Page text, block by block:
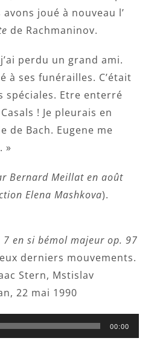
joué à nouveau l’
de Rachmaninov.
perdu un grand ami.
à ses funérailles. C’était
spéciales. Etre enterré
! Je pleurais en
de Bach. Eugene me
»
Bernard Meillat en août
Elena Mashkova).
7 en si bémol majeur op. 97
derniers mouvements.
Stern, Mstislav
22 mai 1990
00:00